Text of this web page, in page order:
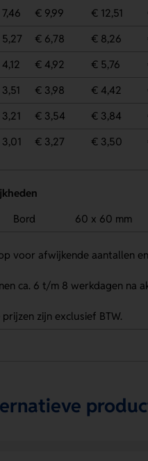
€ 9,99 € 12,51
€ 6,78 € 8,26
€ 4,92 € 5,76
€ 3,98 € 4,42
€ 3,54 € 3,84
€ 3,27 € 3,50
Bord 60 x 60 mm
voor afwijkende aantallen en
ca. 6 t/m 8 werkdagen na
zijn exclusief BTW.